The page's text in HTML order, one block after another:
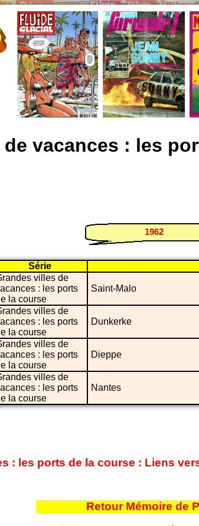
vacances : les
1962
Série
villes de
: les ports
la course
Saint-Malo
villes de
: les ports
la course
Dunkerke
villes de
: les ports
la course
Dieppe
villes de
: les ports
la course
Nantes
: les ports de la course : Liens
Retour Mémoire de